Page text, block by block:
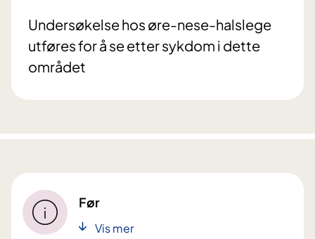
Undersøkelse hos øre-nese-halslege
utføres for å se etter sykdom i dette
området
Før
Vis mer